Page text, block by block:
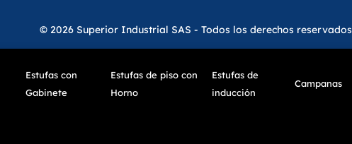
© 2026 Superior Industrial SAS - Todos los derechos reservados
Estufas con
Gabinete
Estufas de piso con
Horno
Estufas de
inducción
Campanas